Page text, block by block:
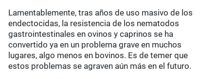
Lamentablemente, tras años de uso masivo de los
endectocidas, la resistencia de los nematodos
gastrointestinales en ovinos y caprinos se ha
convertido ya en un problema grave en muchos
lugares, algo menos en bovinos. Es de temer que
estos problemas se agraven aún más en el futuro.